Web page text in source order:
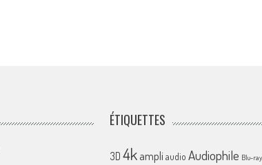
ÉTIQUETTES
3D 4k ampliaudio Audiophile Blu-ray